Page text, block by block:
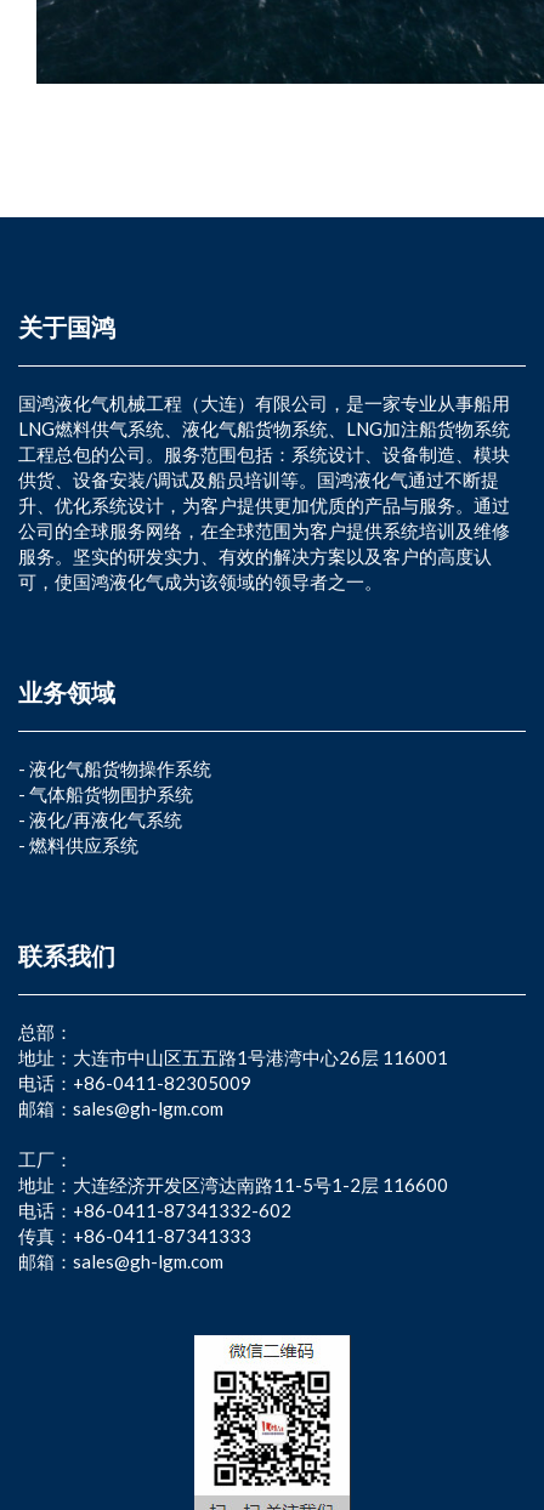
关于国鸿
国鸿液化气机械工程（大连）有限公司，是一家专业从事船用
LNG燃料供气系统、液化气船货物系统、LNG加注船货物系统
工程总包的公司。服务范围包括：系统设计、设备制造、模块
供货、设备安装/调试及船员培训等。国鸿液化气通过不断提
升、优化系统设计，为客户提供更加优质的产品与服务。通过
公司的全球服务网络，在全球范围为客户提供系统培训及维修
服务。坚实的研发实力、有效的解决方案以及客户的高度认
可，使国鸿液化气成为该领域的领导者之一。
业务领域
- 液化气船货物操作系统
- 气体船货物围护系统
- 液化/再液化气系统
- 燃料供应系统
联系我们
总部：
地址：大连市中山区五五路1号港湾中心26层 116001
电话：+86-0411-82305009
邮箱：sales@gh-lgm.com
工厂：
地址：大连经济开发区湾达南路11-5号1-2层 116600
电话：+86-0411-87341332-602
传真：+86-0411-87341333
邮箱：sales@gh-lgm.com